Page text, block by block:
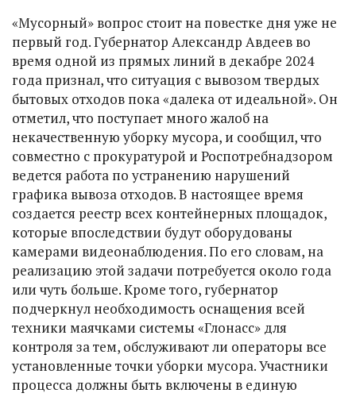
«Мусорный» вопрос стоит на повестке дня уже не
первый год. Губернатор Александр Авдеев во
время одной из прямых линий в декабре 2024
года признал, что ситуация с вывозом твердых
бытовых отходов пока «далека от идеальной». Он
отметил, что поступает много жалоб на
некачественную уборку мусора, и сообщил, что
совместно с прокуратурой и Роспотребнадзором
ведется работа по устранению нарушений
графика вывоза отходов. В настоящее время
создается реестр всех контейнерных площадок,
которые впоследствии будут оборудованы
камерами видеонаблюдения. По его словам, на
реализацию этой задачи потребуется около года
или чуть больше. Кроме того, губернатор
подчеркнул необходимость оснащения всей
техники маячками системы «Глонасс» для
контроля за тем, обслуживают ли операторы все
установленные точки уборки мусора. Участники
процесса должны быть включены в единую